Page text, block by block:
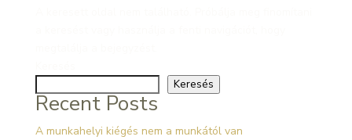
Keresés
Recent Posts
A munkahelyi kiégés nem a munkától van